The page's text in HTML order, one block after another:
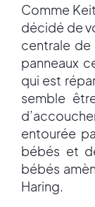
Comme
décidé de
centrale
panneaux
qui est
semble
entourée
bébés et
bébés
Haring.